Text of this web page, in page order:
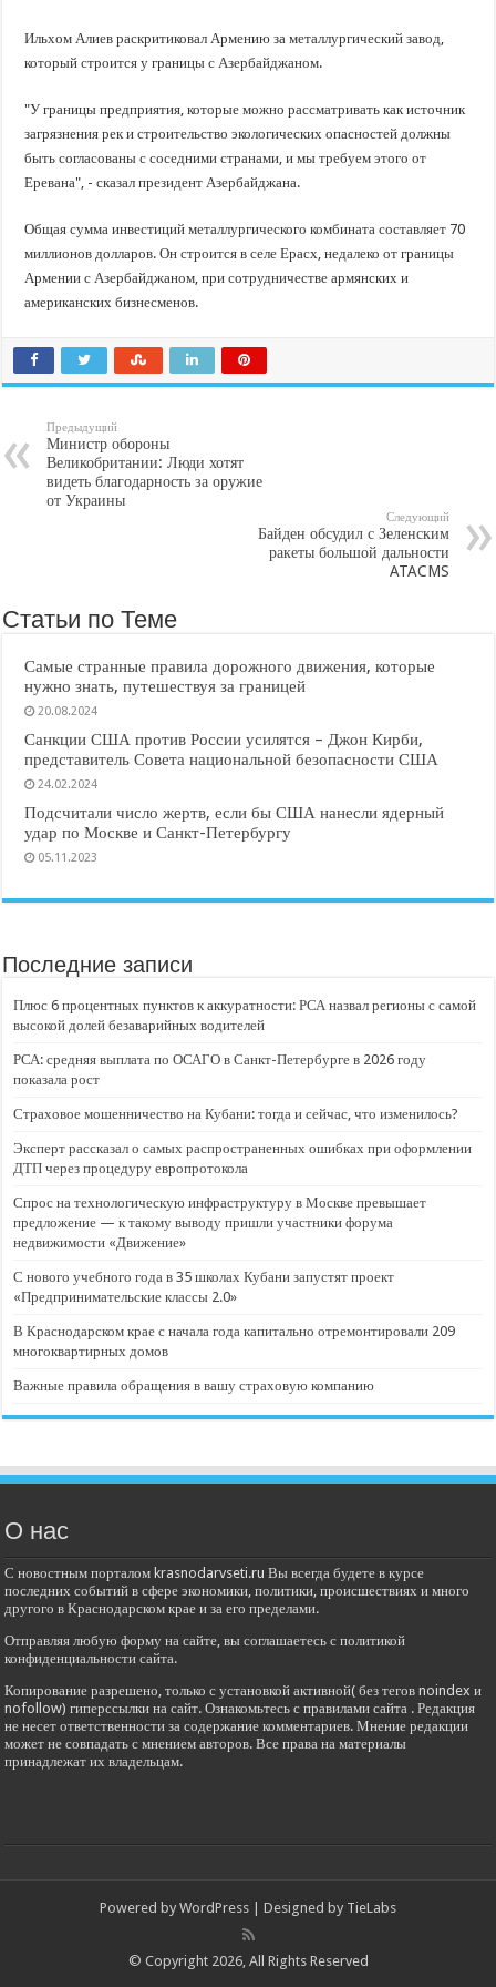
Ильхом Алиев раскритиковал Армению за металлургический завод,
который строится у границы с Азербайджаном.
"У границы предприятия, которые можно рассматривать как источник
загрязнения рек и строительство экологических опасностей должны
быть согласованы с соседними странами, и мы требуем этого от
Еревана", - сказал президент Азербайджана.
Общая сумма инвестиций металлургического комбината составляет 70
миллионов долларов. Он строится в селе Ерасх, недалеко от границы
Армении с Азербайджаном, при сотрудничестве армянских и
американских бизнесменов.
Предыдущий
Министр обороны
Великобритании: Люди хотят
видеть благодарность за оружие
от Украины
Следующий
Байден обсудил с Зеленским
ракеты большой дальности
ATACMS
Статьи по Теме
Самые странные правила дорожного движения, которые
нужно знать, путешествуя за границей
20.08.2024
Санкции США против России усилятся – Джон Кирби,
представитель Совета национальной безопасности США
24.02.2024
Подсчитали число жертв, если бы США нанесли ядерный
удар по Москве и Санкт-Петербургу
05.11.2023
Последние записи
Плюс 6 процентных пунктов к аккуратности: РСА назвал регионы с самой
высокой долей безаварийных водителей
РСА: средняя выплата по ОСАГО в Санкт-Петербурге в 2026 году
показала рост
Страховое мошенничество на Кубани: тогда и сейчас, что изменилось?
Эксперт рассказал о самых распространенных ошибках при оформлении
ДТП через процедуру европротокола
Спрос на технологическую инфраструктуру в Москве превышает
предложение — к такому выводу пришли участники форума
недвижимости «Движение»
С нового учебного года в 35 школах Кубани запустят проект
«Предпринимательские классы 2.0»
В Краснодарском крае с начала года капитально отремонтировали 209
многоквартирных домов
Важные правила обращения в вашу страховую компанию
О нас
С новостным порталом krasnodarvseti.ru Вы всегда будете в курсе
последних событий в сфере экономики, политики, происшествиях и много
другого в Краснодарском крае и за его пределами.
Отправляя любую форму на сайте, вы соглашаетесь с политикой
конфиденциальности сайта.
Копирование разрешено, только с установкой активной( без тегов noindex и
nofollow) гиперссылки на сайт. Ознакомьтесь с правилами сайта . Редакция
не несет ответственности за содержание комментариев. Мнение редакции
может не совпадать с мнением авторов. Все права на материалы
принадлежат их владельцам.
Powered by WordPress | Designed by TieLabs
© Copyright 2026, All Rights Reserved